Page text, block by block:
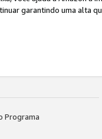
garantindo uma alta
Programa